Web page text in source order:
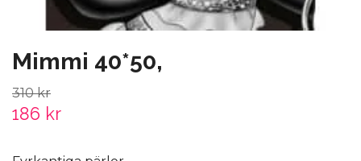
Mimmi 40*50,
310 kr
186 kr